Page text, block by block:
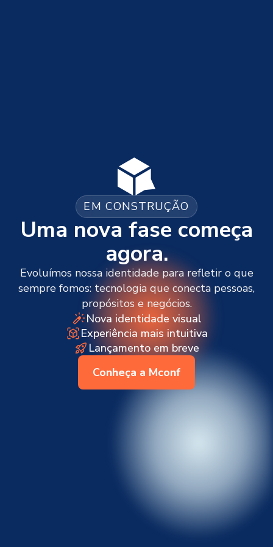
EM CONSTRUÇÃO
Uma nova fase começa
agora.
Evoluímos nossa identidade para refletir o que
sempre fomos: tecnologia que conecta pessoas,
propósitos e negócios.
Nova identidade visual
Experiência mais intuitiva
Lançamento em breve
Conheça a Mconf